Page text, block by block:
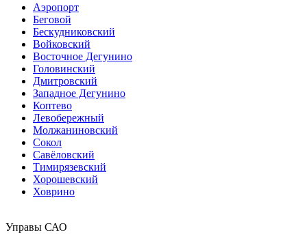
Аэропорт
Беговой
Бескудниковский
Войковский
Восточное Дегунино
Головинский
Дмитровский
Западное Дегунино
Коптево
Левобережный
Молжаниновский
Сокол
Савёловский
Тимирязевский
Хорошевский
Ховрино
Управы САО